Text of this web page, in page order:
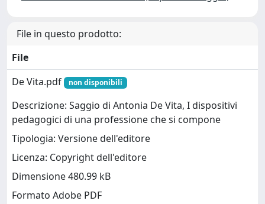
File in questo prodotto:
File
De Vita.pdf
non disponibili
Descrizione: Saggio di Antonia De Vita, I dispositivi
pedagogici di una professione che si compone
Tipologia: Versione dell'editore
Licenza: Copyright dell'editore
Dimensione 480.99 kB
Formato Adobe PDF